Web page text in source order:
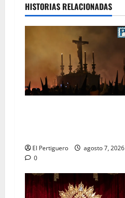
HISTORIAS RELACIONADAS
El Pertiguero
agosto 7, 2026
0